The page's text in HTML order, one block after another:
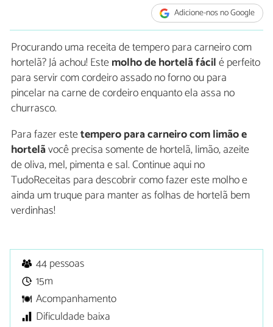
Adicione-nos no Google
Procurando uma receita de tempero para carneiro com
hortelã? Já achou! Estemolho de hortelã fácilé perfeito
para servir com cordeiro assado no forno ou para
pincelar na carne de cordeiro enquanto ela assa no
churrasco.
Para fazer estetempero para carneiro com limão e
hortelãvocê precisa somente de hortelã, limão, azeite
de oliva, mel, pimenta e sal. Continue aqui no
TudoReceitas para descobrir como fazer este molho e
ainda um truque para manter as folhas de hortelã bem
verdinhas!
44 pessoas
15m
Acompanhamento
Dificuldade baixa